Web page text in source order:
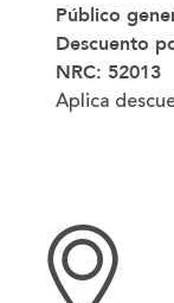
Público
Descuento
NRC: 52013
Aplica